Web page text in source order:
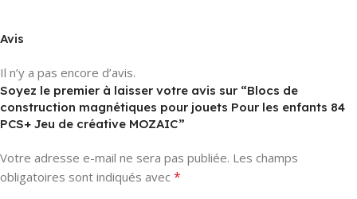
Avis
Il n’y a pas encore d’avis.
Soyez le premier à laisser votre avis sur “Blocs de
construction magnétiques pour jouets Pour les enfants 84
PCS+ Jeu de créative MOZAIC”
Votre adresse e-mail ne sera pas publiée. Les champs
obligatoires sont indiqués avec *